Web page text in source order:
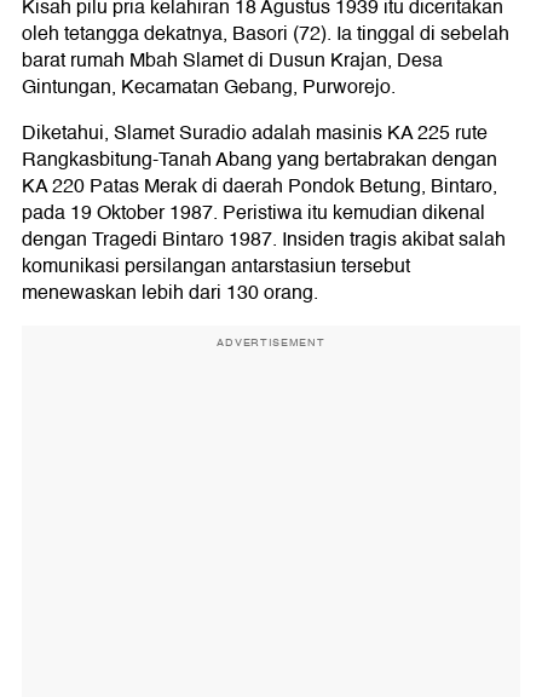
Kisah pilu pria kelahiran 18 Agustus 1939 itu diceritakan
oleh tetangga dekatnya, Basori (72). Ia tinggal di sebelah
barat rumah Mbah Slamet di Dusun Krajan, Desa
Gintungan, Kecamatan Gebang, Purworejo.
Diketahui, Slamet Suradio adalah masinis KA 225 rute
Rangkasbitung-Tanah Abang yang bertabrakan dengan
KA 220 Patas Merak di daerah Pondok Betung, Bintaro,
pada 19 Oktober 1987. Peristiwa itu kemudian dikenal
dengan Tragedi Bintaro 1987. Insiden tragis akibat salah
komunikasi persilangan antarstasiun tersebut
menewaskan lebih dari 130 orang.
ADVERTISEMENT